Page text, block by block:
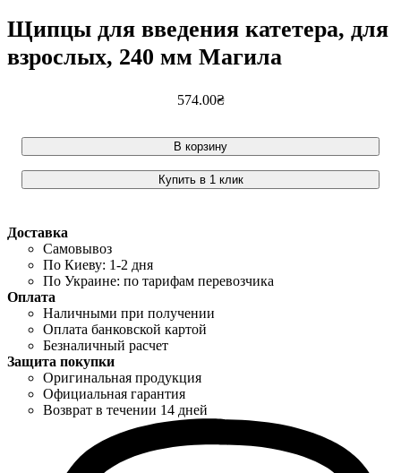
Щипцы для введения катетера, для
взрослых, 240 мм Магила
574.00₴
В корзину
Купить в 1 клик
Доставка
Самовывоз
По Киеву: 1-2 дня
По Украине: по тарифам перевозчика
Оплата
Наличными при получении
Оплата банковской картой
Безналичный расчет
Защита покупки
Оригинальная продукция
Официальная гарантия
Возврат в течении 14 дней